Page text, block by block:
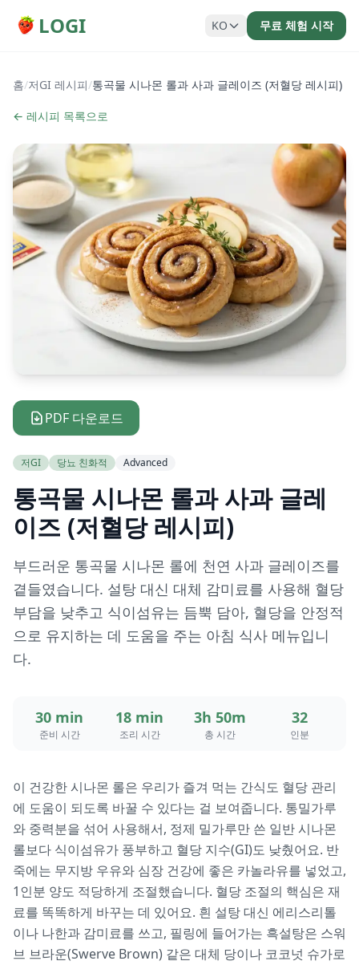
LOGI KO 무료 체험 시작
홈/저GI 레시피/통곡물 시나몬 롤과 사과 글레이즈 (저혈당 레시피)
← 레시피 목록으로
PDF 다운로드
저GI 당뇨 친화적 Advanced
통곡물 시나몬 롤과 사과 글레
이즈 (저혈당 레시피)
부드러운 통곡물 시나몬 롤에 천연 사과 글레이즈를
곁들였습니다. 설탕 대신 대체 감미료를 사용해 혈당
부담을 낮추고 식이섬유는 듬뿍 담아, 혈당을 안정적
으로 유지하는 데 도움을 주는 아침 식사 메뉴입니
다.
30 min
준비 시간
18 min
조리 시간
3h 50m
총 시간
32
인분
이 건강한 시나몬 롤은 우리가 즐겨 먹는 간식도 혈당 관리
에 도움이 되도록 바꿀 수 있다는 걸 보여줍니다. 통밀가루
와 중력분을 섞어 사용해서, 정제 밀가루만 쓴 일반 시나몬
롤보다 식이섬유가 풍부하고 혈당 지수(GI)도 낮췄어요. 반
죽에는 무지방 우유와 심장 건강에 좋은 카놀라유를 넣었고,
1인분 양도 적당하게 조절했습니다. 혈당 조절의 핵심은 재
료를 똑똑하게 바꾸는 데 있어요. 흰 설탕 대신 에리스리톨
이나 나한과 감미료를 쓰고, 필링에 들어가는 흑설탕은 스워
브 브라운(Swerve Brown) 같은 대체 당이나 코코넛 슈가로